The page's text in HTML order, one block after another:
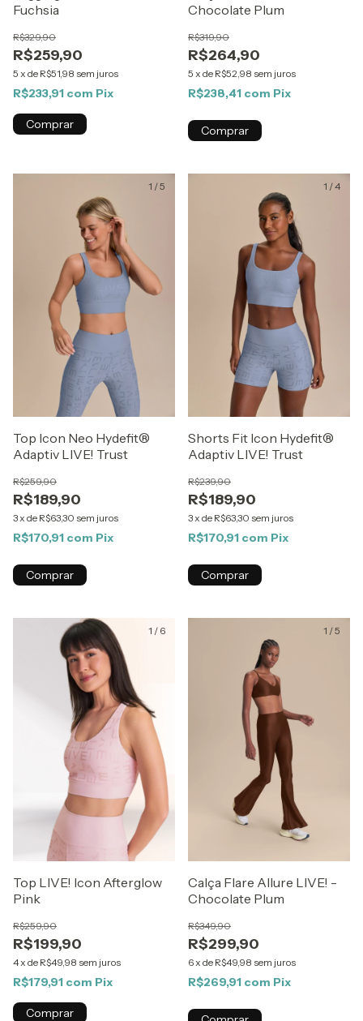
Fuchsia
R$259,90
R$329,90
5 x de R$51,98 sem juros
R$233,91 com Pix
Comprar
Chocolate Plum
R$264,90
R$319,90
5 x de R$52,98 sem juros
R$238,41 com Pix
Comprar
1 /5
Top Icon Neo Hydefit®
Adaptiv LIVE! Trust
R$189,90
R$259,90
3x de R$63,30 sem juros
R$170,91 com Pix
Comprar
1 /4
Shorts Fit Icon Hydefit®
Adaptiv LIVE! Trust
R$189,90
R$239,90
3x de R$63,30 sem juros
R$170,91 com Pix
Comprar
1 / 6
Top LIVE! Icon Afterglow
Pink
R$199,90
R$259,90
4x de R$49,98 sem juros
R$179,91 com Pix
Comprar
1 /5
Calça Flare Allure LIVE! -
Chocolate Plum
R$299,90
R$349,90
6x de R$49,98 sem juros
R$269,91 com Pix